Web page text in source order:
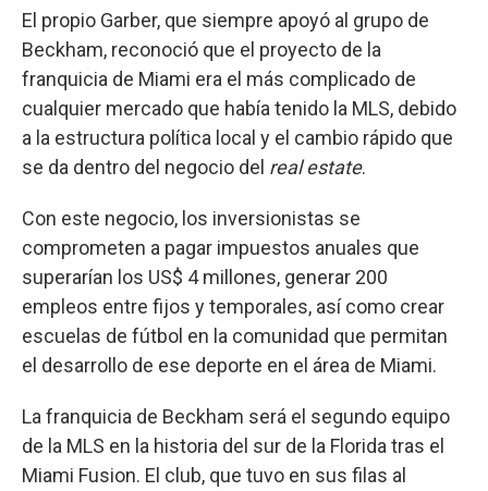
El propio Garber, que siempre apoyó al grupo de
Beckham, reconoció que el proyecto de la
franquicia de Miami era el más complicado de
cualquier mercado que había tenido la MLS, debido
a la estructura política local y el cambio rápido que
se da dentro del negocio del real estate.
Con este negocio, los inversionistas se
comprometen a pagar impuestos anuales que
superarían los US$ 4 millones, generar 200
empleos entre fijos y temporales, así como crear
escuelas de fútbol en la comunidad que permitan
el desarrollo de ese deporte en el área de Miami.
La franquicia de Beckham será el segundo equipo
de la MLS en la historia del sur de la Florida tras el
Miami Fusion. El club, que tuvo en sus filas al